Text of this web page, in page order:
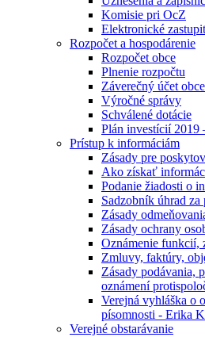
Komisie pri OcZ
Elektronické
Rozpočet a hospodárenie
Rozpočet obce
Plnenie rozpočtu
Záverečný účet obce
Výročné správy
Schválené dotácie
Plán investícií 2019
Prístup k informáciám
Zásady pre
Ako získať
Podanie žiadosti o
Sadzobník úhrad
Zásady
Zásady ochrany
Oznámenie funkcií,
Zmluvy, faktúry,
Zásady podávania,
oznámení
Verejná vyhláška o
písomnosti - Erika
Verejné obstarávanie